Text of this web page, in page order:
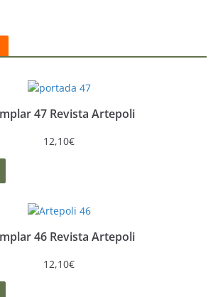
47 Revista Artepoli
12,10€
46 Revista Artepoli
12,10€